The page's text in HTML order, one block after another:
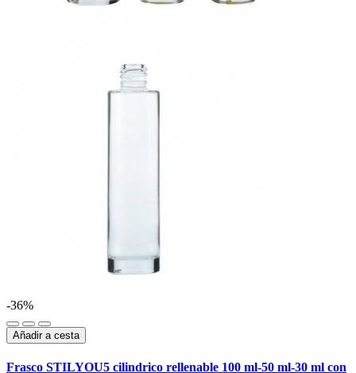
-36%
Añadir a cesta
Frasco STILYOU5 cilindrico rellenable 100 ml-50 ml-30 ml con